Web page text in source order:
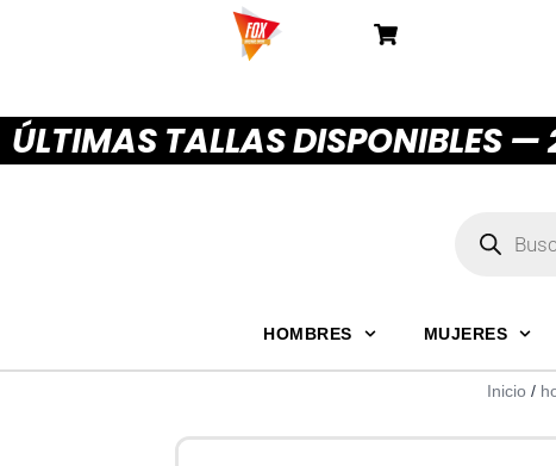
ÚLTIMAS TALLAS DISPONIBLES —
HOMBRES MUJERES
Inicio /